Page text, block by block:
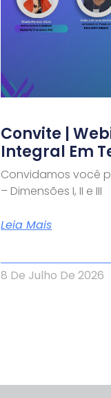
Convite |
Integral Em
Convidamos você
– Dimensões I, II e III
Leia Mais
8 De Julho De 2026